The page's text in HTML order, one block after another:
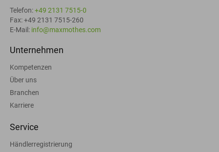
Telefon:+49 2131 7515-0
Fax: +49 2131 7515-260
E-Mail: info@maxmothes.com
Unternehmen
Kompetenzen
Über uns
Branchen
Karriere
Service
Händlerregistrierung